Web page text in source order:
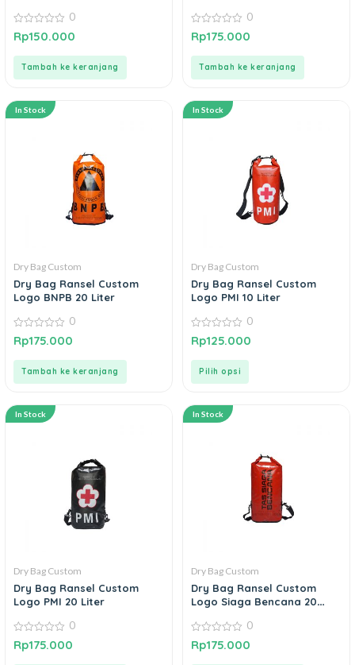
0
out
0
Rp150.000
Tambah ke keranjang
0
out
0
Rp175.000
Tambah ke keranjang
In Stock
Dry Bag Custom
Dry Bag Ransel Custom
Logo BNPB 20 Liter
0
out
0
Rp175.000
Tambah ke keranjang
In Stock
Dry Bag Custom
Dry Bag Ransel Custom
Logo PMI 10 Liter
0
out
0
Rp125.000
Pilih opsi
In Stock
Dry Bag Custom
Dry Bag Ransel Custom
Logo PMI 20 Liter
0
out
0
Rp175.000
In Stock
Dry Bag Custom
Dry Bag Ransel Custom
Logo Siaga Bencana 20
0
out
0
Rp175.000